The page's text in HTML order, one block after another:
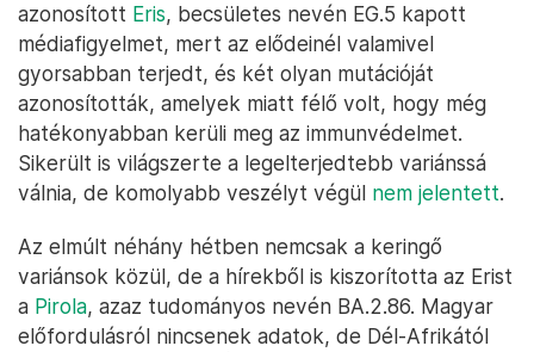
azonosított Eris, becsületes nevén EG.5 kapott
médiafigyelmet, mert az elődeinél valamivel
gyorsabban terjedt, és két olyan mutációját
azonosították, amelyek miatt félő volt, hogy még
hatékonyabban kerüli meg az immunvédelmet.
Sikerült is világszerte a legelterjedtebb variánssá
válnia, de komolyabb veszélyt végül nem jelentett.
Az elmúlt néhány hétben nemcsak a keringő
variánsok közül, de a hírekből is kiszorította az Erist
a Pirola, azaz tudományos nevén BA.2.86. Magyar
előfordulásról nincsenek adatok, de Dél-Afrikától